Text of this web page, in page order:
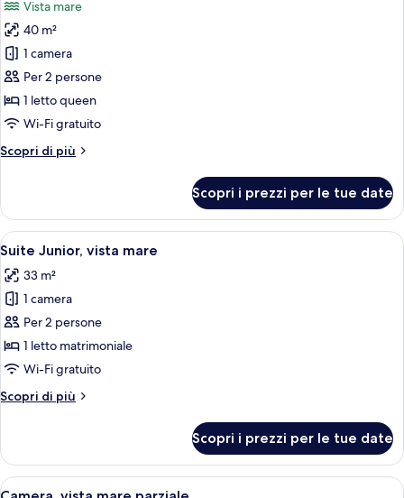
le
foto
per
Suite,
vista
mare
Vista mare
40 m²
1 camera
Per 2 persone
1 letto queen
Wi-Fi gratuito
Scopri di più
Altri
vista
mare
Scopri i prezzi per le tue date
Apri
tutte
le
foto
per
Suite
Junior,
mare
Una camera d'albergo con un
11
Suite Junior, vista mare
33 m²
1 camera
Per 2 persone
1 letto matrimoniale
Wi-Fi gratuito
Scopri di più
Altri
Junior,
vista
mare
Scopri i prezzi per le tue date
Apri
Camera d'albergo con un letto
6